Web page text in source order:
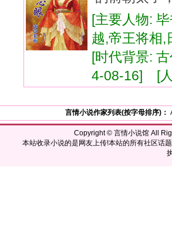
[主要人物:
越,帝王将
[时代背景:
4-08-16] [
言情小说作家列表(按字母排序)：
Copyright © 言情小说馆All
本站收录小说的是网友上传!本站的所有社区话